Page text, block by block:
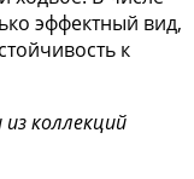
эффектный вид,
к
коллекций